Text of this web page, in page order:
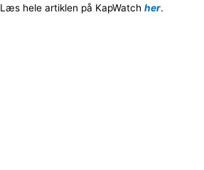
Læs hele artiklen på KapWatch her.